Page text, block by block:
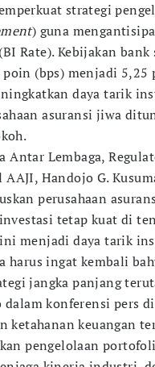
strategi
) guna
Rate). Kebijakan
poin (bps) menjadi 5,25
daya tarik
asuransi jiwa
Antar Lembaga,
Handojo G.
perusahaan
tetap kuat di
ini menjadi daya tarik
harus ingat kembali
jangka panjang
konferensi pers
ketahanan keuangan
pengelolaan